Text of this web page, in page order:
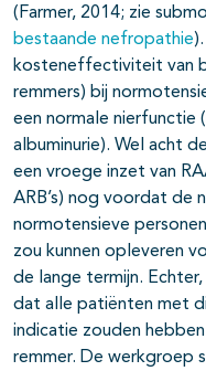
(Farmer, 2014; zie
bestaande nefropathie
kosteneffectiviteit van
remmers) bij
een normale nierfunctie
albuminurie). Wel acht
een vroege inzet van
ARB’s) nog voordat de
normotensieve
zou kunnen opleveren
de lange termijn.
dat alle patiënten met
indicatie zouden
remmer. De werkgroep